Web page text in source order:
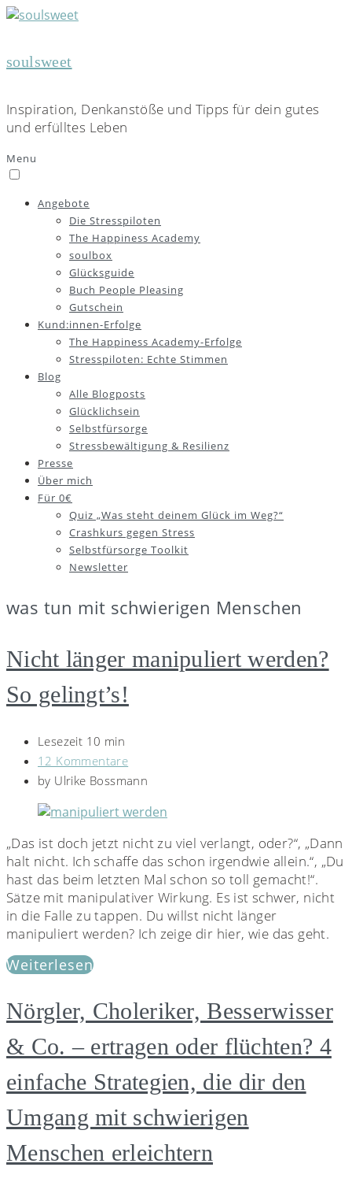
soulsweet
Inspiration, Denkanstöße und Tipps für dein gutes
und erfülltes Leben
Menu
Angebote
Die Stresspiloten
The Happiness Academy
soulbox
Glücksguide
Buch People Pleasing
Gutschein
Kund:innen-Erfolge
The Happiness Academy-Erfolge
Stresspiloten: Echte Stimmen
Blog
Alle Blogposts
Glücklichsein
Selbstfürsorge
Stressbewältigung & Resilienz
Presse
Über mich
Für 0€
Quiz „Was steht deinem Glück im Weg?“
Crashkurs gegen Stress
Selbstfürsorge Toolkit
Newsletter
was tun mit schwierigen Menschen
Nicht länger manipuliert werden?
So gelingt’s!
Lesezeit 10 min
12 Kommentare
by Ulrike Bossmann
„Das ist doch jetzt nicht zu viel verlangt, oder?“, „Dann
halt nicht. Ich schaffe das schon irgendwie allein.“, „Du
hast das beim letzten Mal schon so toll gemacht!“.
Sätze mit manipulativer Wirkung. Es ist schwer, nicht
in die Falle zu tappen. Du willst nicht länger
manipuliert werden? Ich zeige dir hier, wie das geht.
Weiterlesen
Nörgler, Choleriker, Besserwisser
& Co. – ertragen oder flüchten? 4
einfache Strategien, die dir den
Umgang mit schwierigen
Menschen erleichtern